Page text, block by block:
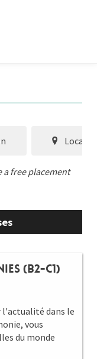
a free placement
(B2-C1)
l'actualité dans le
vous
du monde